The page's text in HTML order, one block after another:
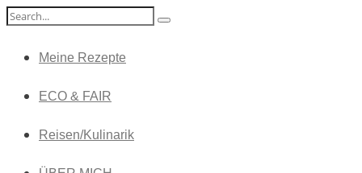
Meine Rezepte
ECO & FAIR
Reisen/Kulinarik